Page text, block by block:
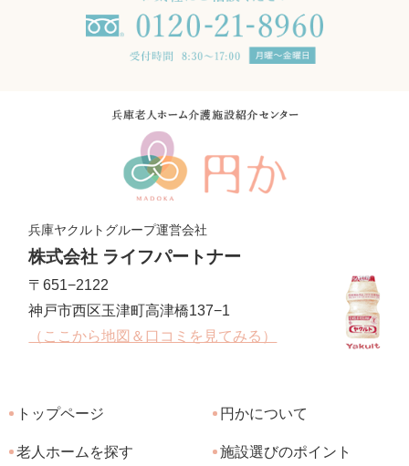
兵庫ヤクルトグループ運営会社
株式会社 ライフパートナー
〒651−2122
神戸市西区玉津町高津橋137−1
（ここから地図＆口コミを見てみる）
トップページ 円かについて
老人ホームを探す 施設選びのポイント